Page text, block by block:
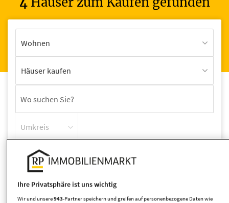
Wohnen
Häuser kaufen
Umkreis
Ihre Privatsphäre ist uns wichtig
Wir und unsere943-Partner speichern und greifen auf personenbezogene Daten wie